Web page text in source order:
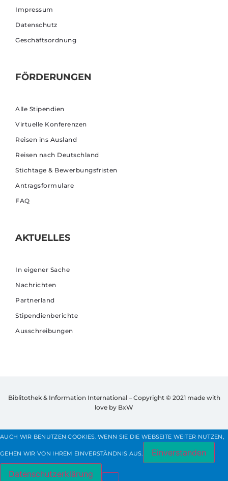
Impressum
Datenschutz
Geschäftsordnung
FÖRDERUNGEN
Alle Stipendien
Virtuelle Konferenzen
Reisen ins Ausland
Reisen nach Deutschland
Stichtage & Bewerbungsfristen
Antragsformulare
FAQ
AKTUELLES
In eigener Sache
Nachrichten
Partnerland
Stipendienberichte
Ausschreibungen
Biblitothek & Information International – Copyright © 2021 made with
love by BxW
AUCH WIR BENUTZEN COOKIES. WENN SIE DIE WEBSEITE WEITER NUTZEN,
GEHEN WIR VON IHREM EINVERSTÄNDNIS AUS. Einverstanden
Datenschutzerklärung